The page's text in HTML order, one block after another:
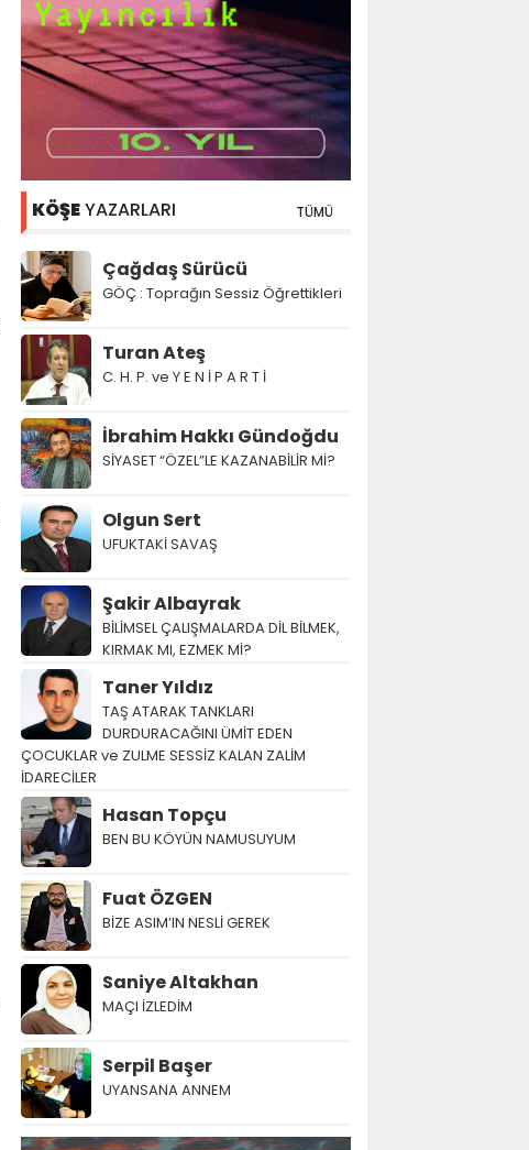
KÖŞEYAZARLARI TÜMÜ
Çağdaş Sürücü
GÖÇ : Toprağın Sessiz Öğrettikleri
Turan Ateş
C. H. P. ve Y E N İ P A R T İ
İbrahim Hakkı Gündoğdu
SİYASET “ÖZEL”LE KAZANABİLİR Mİ?
Olgun Sert
UFUKTAKİ SAVAŞ
Şakir Albayrak
BİLİMSEL ÇALIŞMALARDA DİL BİLMEK,
KIRMAK MI, EZMEK Mİ?
Taner Yıldız
TAŞ ATARAK TANKLARI
DURDURACAĞINI ÜMİT EDEN
ÇOCUKLAR ve ZULME SESSİZ KALAN ZALİM
İDARECİLER
Hasan Topçu
BEN BU KÖYÜN NAMUSUYUM
Fuat ÖZGEN
BİZE ASIM’IN NESLİ GEREK
Saniye Altakhan
MAÇI İZLEDİM
Serpil Başer
UYANSANA ANNEM